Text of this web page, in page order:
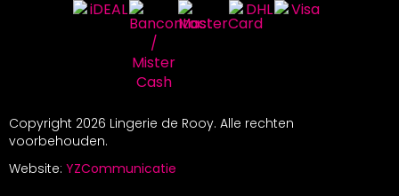
Copyright 2026 Lingerie de Rooy. Alle rechten
voorbehouden.
Website: YZCommunicatie